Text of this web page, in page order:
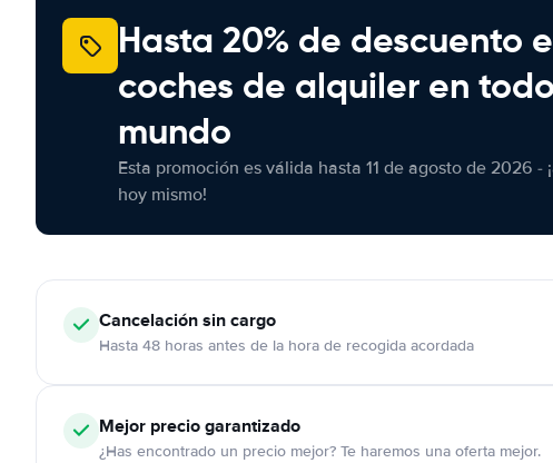
Hasta 20% de descuento
coches de alquiler en
mundo
Esta promoción es válida hasta 11 de agosto de 2026 -
hoy mismo!
Cancelaciónsin cargo
Hasta 48 horas antes de la hora de recogida acordada
Mejor precio garantizado
¿Has encontrado un precio mejor? Te haremos una oferta mejor.